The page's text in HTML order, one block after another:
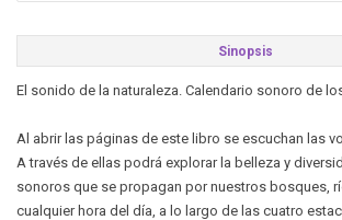
Sinopsis
El sonido de la naturaleza. Calendario sonoro de
Al abrir las páginas de este libro se escuchan las
A través de ellas podrá explorar la belleza y
sonoros que se propagan por nuestros bosques,
cualquier hora del día, a lo largo de las cuatro